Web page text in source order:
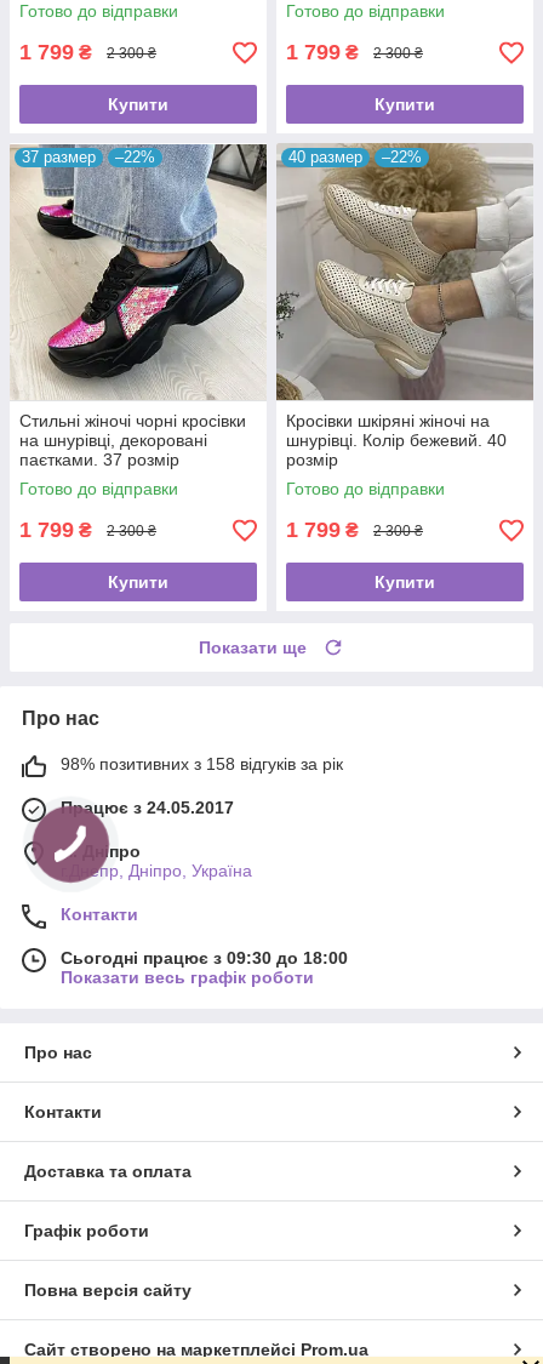
Готово до відправки
1 799 ₴ 2 300 ₴
Купити
Готово до відправки
1 799 ₴ 2 300 ₴
Купити
37 размер –22%
Стильні жіночі чорні кросівки
на шнурівці, декоровані
паєтками. 37 розмір
Готово до відправки
1 799 ₴ 2 300 ₴
Купити
40 размер –22%
Кросівки шкіряні жіночі на
шнурівці. Колір бежевий. 40
розмір
Готово до відправки
1 799 ₴ 2 300 ₴
Купити
Показати ще
Про нас
98% позитивних з 158 відгуків за рік
Працює з 24.05.2017
м. Дніпро
г.Днепр, Дніпро, Україна
Контакти
Сьогодні працює з 09:30 до 18:00
Показати весь графік роботи
Про нас
Контакти
Доставка та оплата
Графік роботи
Повна версія сайту
Сайт створено на маркетплейсі Prom.ua